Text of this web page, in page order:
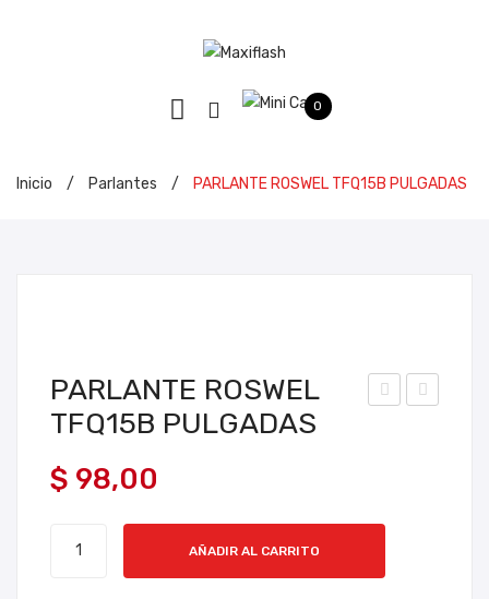
0
Inicio / Parlantes / PARLANTE ROSWEL TFQ15B PULGADAS
A
PARLANTE ROSWEL
TFQ15B PULGADAS
$ 98,00
AÑADIR AL CARRITO